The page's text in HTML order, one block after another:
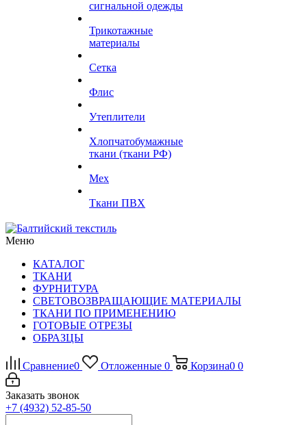
сигнальной одежды
Трикотажные
материалы
Сетка
Флис
Утеплители
Хлопчатобумажные
ткани (ткани РФ)
Мех
Ткани ПВХ
Меню
КАТАЛОГ
ТКАНИ
ФУРНИТУРА
СВЕТОВОЗВРАЩАЮЩИЕ МАТЕРИАЛЫ
ТКАНИ ПО ПРИМЕНЕНИЮ
ГОТОВЫЕ ОТРЕЗЫ
ОБРАЗЦЫ
Сравнение0 Отложенные 0 Корзина0 0
Заказать звонок
+7 (4932) 52-85-50